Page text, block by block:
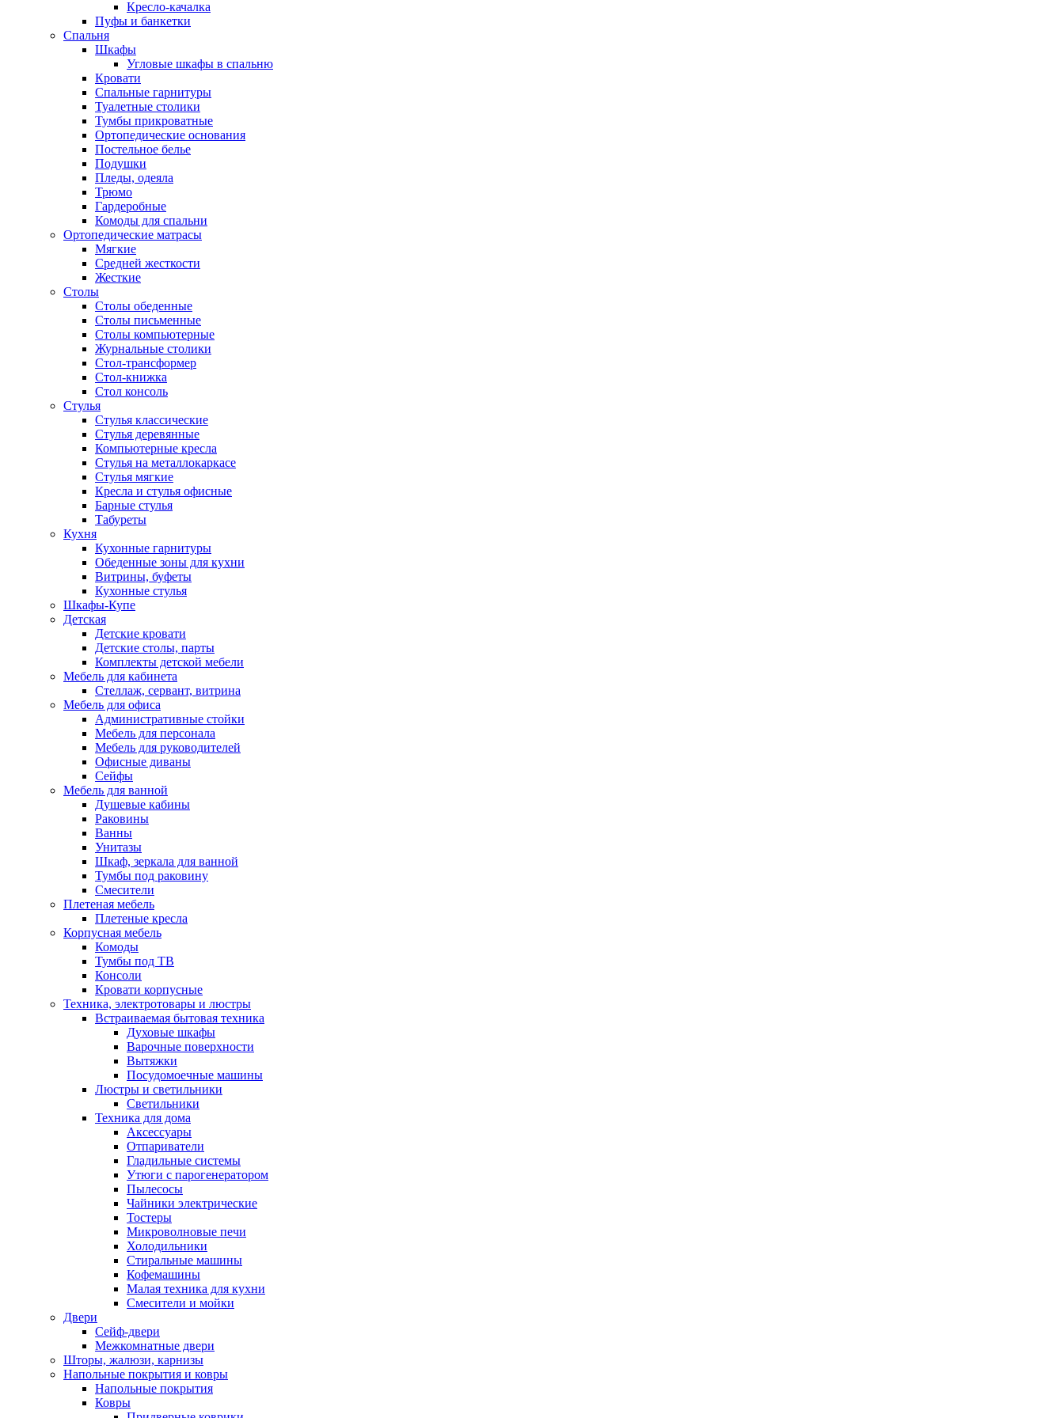
Кресло-качалка
Пуфы и банкетки
Спальня
Шкафы
Угловые шкафы в спальню
Кровати
Спальные гарнитуры
Туалетные столики
Тумбы прикроватные
Ортопедические основания
Постельное белье
Подушки
Пледы, одеяла
Трюмо
Гардеробные
Комоды для спальни
Ортопедические матрасы
Мягкие
Средней жесткости
Жесткие
Столы
Столы обеденные
Столы письменные
Столы компьютерные
Журнальные столики
Стол-трансформер
Стол-книжка
Стол консоль
Стулья
Стулья классические
Стулья деревянные
Компьютерные кресла
Стулья на металлокаркасе
Стулья мягкие
Кресла и стулья офисные
Барные стулья
Табуреты
Кухня
Кухонные гарнитуры
Обеденные зоны для кухни
Витрины, буфеты
Кухонные стулья
Шкафы-Купе
Детская
Детские кровати
Детские столы, парты
Комплекты детской мебели
Мебель для кабинета
Стеллаж, сервант, витрина
Мебель для офиса
Административные стойки
Мебель для персонала
Мебель для руководителей
Офисные диваны
Сейфы
Мебель для ванной
Душевые кабины
Раковины
Ванны
Унитазы
Шкаф, зеркала для ванной
Тумбы под раковину
Смесители
Плетеная мебель
Плетеные кресла
Корпусная мебель
Комоды
Тумбы под ТВ
Консоли
Кровати корпусные
Техника, электротовары и люстры
Встраиваемая бытовая техника
Духовые шкафы
Варочные поверхности
Вытяжки
Посудомоечные машины
Люстры и светильники
Светильники
Техника для дома
Аксессуары
Отпариватели
Гладильные системы
Утюги с парогенератором
Пылесосы
Чайники электрические
Тостеры
Микроволновые печи
Холодильники
Стиральные машины
Кофемашины
Малая техника для кухни
Смесители и мойки
Двери
Сейф-двери
Межкомнатные двери
Шторы, жалюзи, карнизы
Напольные покрытия и ковры
Напольные покрытия
Ковры